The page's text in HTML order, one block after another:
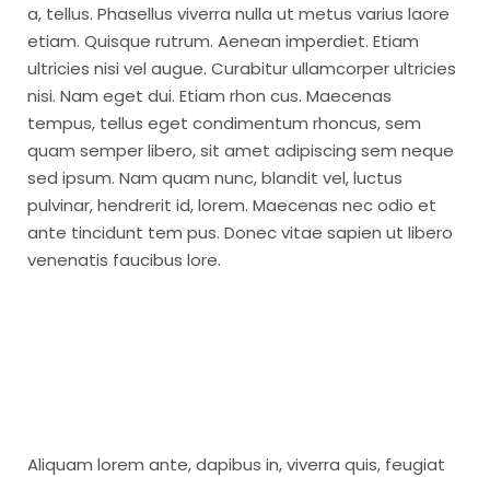
a, tellus. Phasellus viverra nulla ut metus varius laore
etiam. Quisque rutrum. Aenean imperdiet. Etiam
ultricies nisi vel augue. Curabitur ullamcorper ultricies
nisi. Nam eget dui. Etiam rhon cus. Maecenas
tempus, tellus eget condimentum rhoncus, sem
quam semper libero, sit amet adipiscing sem neque
sed ipsum. Nam quam nunc, blandit vel, luctus
pulvinar, hendrerit id, lorem. Maecenas nec odio et
ante tincidunt tem pus. Donec vitae sapien ut libero
venenatis faucibus lore.
Aliquam lorem ante, dapibus in, viverra quis, feugiat